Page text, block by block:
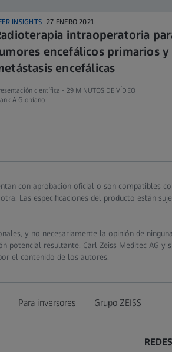
INSIGHTS 27 ENERO 2021
intraoperatoria
encefálicos primarios y
encefálicas
científica - 29 MINUTOS DE VÍDEO
A Giordano
con aprobación oficial o son compatibles
Las especificaciones del producto están
y no necesariamente la opinión de
resultante. Carl Zeiss Meditec AG y
el contenido de los autores.
Para inversores Grupo ZEISS